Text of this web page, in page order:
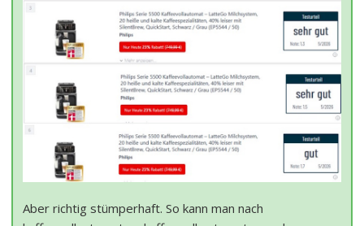
Aber richtig stümperhaft. So kann man nach